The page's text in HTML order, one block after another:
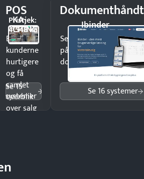
POS
KA-
CHING
Pristjek:
4.548 kr
Ekspedér
kunderne
hurtigere
og få
samlet
overblik
over salg
Se 15
systemer
Ibinder
Send kontrakter til
på minutter og mist
dokumenter.
Se 16 systemer